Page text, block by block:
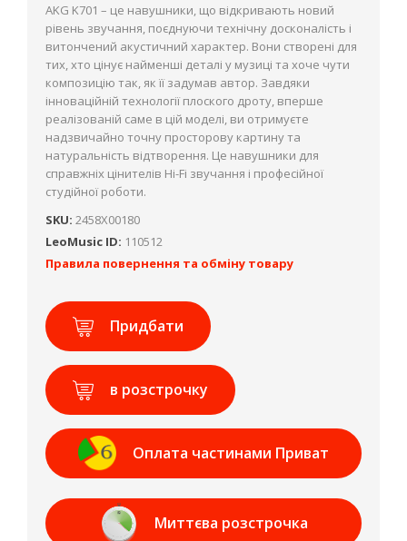
AKG K701 – це навушники, що відкривають новий
рівень звучання, поєднуючи технічну досконалість і
витончений акустичний характер. Вони створені для
тих, хто цінує найменші деталі у музиці та хоче чути
композицію так, як її задумав автор. Завдяки
інноваційній технології плоского дроту, вперше
реалізованій саме в цій моделі, ви отримуєте
надзвичайно точну просторову картину та
натуральність відтворення. Це навушники для
справжніх цінителів Hi-Fi звучання і професійної
студійної роботи.
SKU: 2458X00180
LeoMusic ID: 110512
Правила повернення та обміну товару
Придбати
в розстрочку
Оплата частинами Приват
Банк
Миттєва розстрочка